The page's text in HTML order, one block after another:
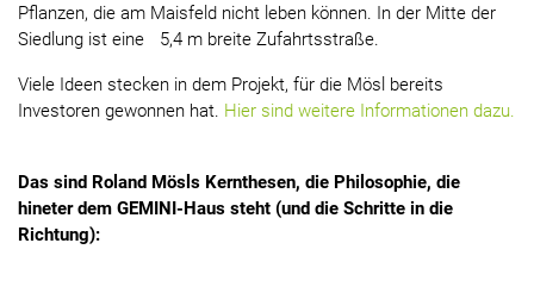
Pflanzen, die am Maisfeld nicht leben können. In der Mitte der
Siedlung ist eine 5,4 m breite Zufahrtsstraße.
Viele Ideen stecken in dem Projekt, für die Mösl bereits
Investoren gewonnen hat. Hier sind weitere Informationen dazu.
Das sind Roland Mösls Kernthesen, die Philosophie, die
hineter dem GEMINI-Haus steht (und die Schritte in die
Richtung):